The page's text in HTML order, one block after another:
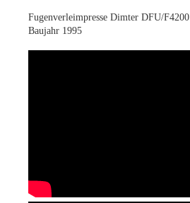
Fugenverleimpresse Dimter DFU/F4200
Baujahr 1995